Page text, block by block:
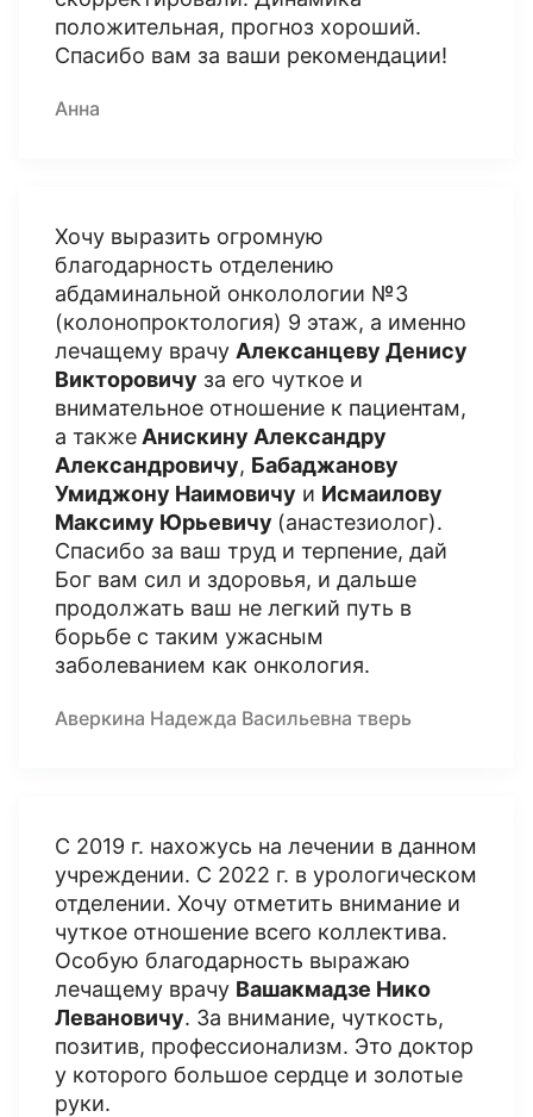
положительная, прогноз хороший.
Спасибо вам за ваши рекомендации!
Анна
Хочу выразить огромную
благодарность отделению
абдаминальной онколологии №3
(колонопроктология) 9 этаж, а именно
лечащему врачу Алексанцеву Денису
Викторовичу за его чуткое и
внимательное отношение к пациентам,
а также Анискину Александру
Александровичу, Бабаджанову
Умиджону Наимовичу и Исмаилову
Максиму Юрьевичу (анастезиолог).
Спасибо за ваш труд и терпение, дай
Бог вам сил и здоровья, и дальше
продолжать ваш не легкий путь в
борьбе с таким ужасным
заболеванием как онкология.
Аверкина Надежда Васильевна тверь
С 2019 г. нахожусь на лечении в данном
учреждении. С 2022 г. в урологическом
отделении. Хочу отметить внимание и
чуткое отношение всего коллектива.
Особую благодарность выражаю
лечащему врачу Вашакмадзе Нико
Левановичу. За внимание, чуткость,
позитив, профессионализм. Это доктор
у которого большое сердце и золотые
руки.